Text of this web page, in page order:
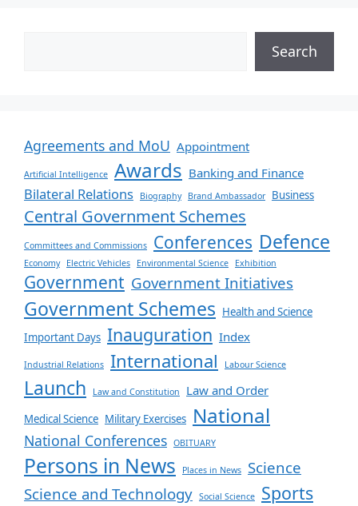
Search
Agreements and MoU Appointment
Artificial Intelligence Awards Banking and Finance
Bilateral Relations Biography Brand Ambassador Business
Central Government Schemes
Committees and Commissions Conferences Defence
Economy Electric Vehicles Environmental Science Exhibition
Government Government Initiatives
Government Schemes Health and Science
Important Days Inauguration Index
Industrial Relations International Labour Science
Launch Law and Constitution Law and Order
Medical Science Military Exercises National
National Conferences OBITUARY
Persons in News Places in News
Science
Science and Technology Social Science Sports